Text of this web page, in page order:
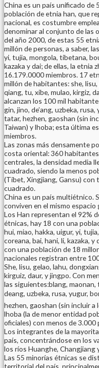
China es un país unificado de
población de etnia han, que
nacional, es costumbre
denominar al conjunto de las
del año 2000, de estas 55
millón de personas, a saber,
yi, tujia, mongola, tibetana,
kazaka y dai; de ellas, la etnia
16.179.0000 miembros. 17
millón de habitantes: she,
qiang, tu, xibe, mulao, kirgiz,
alcanzan los 100 mil
gin, jino, de’ang, uzbeka,
tatar, hezhen, gaoshan (sin
Taiwan) y lhoba; esta última
miembros.
Las zonas más densamente
costa oriental: 360
centrales, la densidad media
cuadrado, siendo la menos
(Tibet, Xingjiang, Gansu)
cuadrado.
China es un país multiétnico.
conviven en el mismo
Los Han representan el 92%
étnicas, hay 18 con una
hui, miao, hakka, uigur, yi,
coreana, bai, hani, li, kazaka,
con una población de 18
nacionales registran entre
She, lisu, gelao, lahu,
kirguiz, daur, y jingpo. Con
las siguientes:blang, maonan,
deang, uzbeka, rusa, yugur,
hezhen, gaoshan (sin incluir a
lhoba (la de menor entidad
oficiales) con menos de 3.000
Los integrantes de la
país, concentrándose en los
los ríos Huanghe, Changjiang
Las 55 minorías étnicas se